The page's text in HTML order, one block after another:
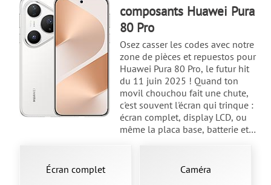
composants Huawei Pura
80 Pro
Osez casser les codes avec notre
zone de pièces et repuestos pour
Huawei Pura 80 Pro, le futur hit
du 11 juin 2025 ! Quand ton
movil chouchou fait une chute,
c'est souvent l'écran qui trinque :
écran complet, display LCD, ou
même la placa base, batterie et
8.3 mm) et ses 3000 nits, ce bijou
Écran complet Caméra